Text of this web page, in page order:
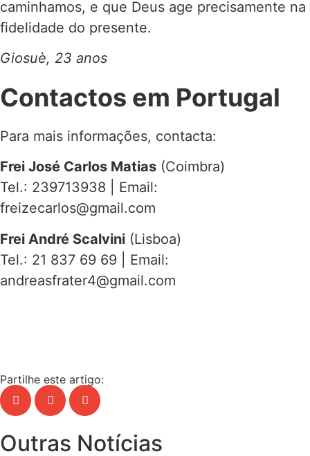
caminhamos, e que Deus age precisamente na
fidelidade do presente.
Giosuè, 23 anos
Contactos em Portugal
Para mais informações, contacta:
Frei José Carlos Matias (Coimbra)
Tel.: 239713938 | Email:
freizecarlos@gmail.com
Frei André Scalvini (Lisboa)
Tel.: 21 837 69 69 | Email:
andreasfrater4@gmail.com
Partilhe este artigo:
Outras Notícias